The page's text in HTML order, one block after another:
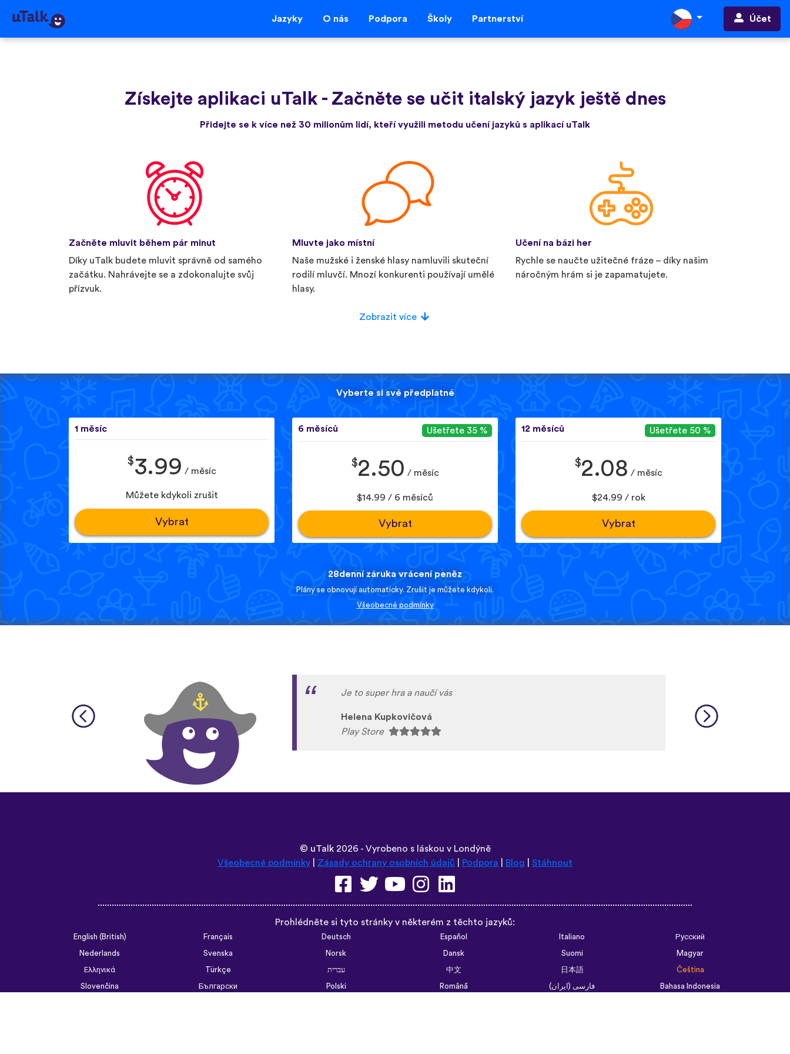
Jazyky O nás Podpora Školy Partnerství Účet
Získejte aplikaci uTalk - Začněte se učit italský jazyk ještě dnes
Přidejte se k více než 30 milionům lidí, kteří využili metodu učení jazyků s aplikací uTalk
Začněte mluvit během pár minut
Díky uTalk budete mluvit správně od samého
začátku. Nahrávejte se a zdokonalujte svůj
přízvuk.
Mluvte jako místní
Naše mužské i ženské hlasy namluvili skuteční
rodilí mluvčí. Mnozí konkurenti používají umělé
hlasy.
Učení na bázi her
Rychle se naučte užitečné fráze – díky našim
náročným hrám si je zapamatujete.
Zobrazit více
Vyberte si své předplatné
1 měsíc
$3.99 / měsíc
Můžete kdykoli zrušit
Vybrat
6 měsíců Ušetřete 35 %
$2.50 / měsíc
$14.99 / 6 měsíců
Vybrat
12 měsíců Ušetřete 50 %
$2.08 / měsíc
$24.99 / rok
Vybrat
28denní záruka vrácení peněz
Plány se obnovují automaticky. Zrušit je můžete kdykoli.
Všeobecné podmínky
Prohlédněte si tyto stránky v některém z těchto jazyků:
English (British) Français Deutsch Español Italiano
Русский
Norsk Dansk
Ελληνικά
Türkçe עברית 中文 日本語
Čeština
Slovenčina
Български Polski Română فارسی (ایران)
Bahasa Indonesia
ไทย
Tiếng Việt 한국어 Português do Brasil Українська
العربية الرسمية الحديثة
Монгол
Azərbaycan dili